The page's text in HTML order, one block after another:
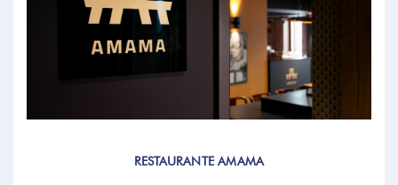
RESTAURANTE AMAMA